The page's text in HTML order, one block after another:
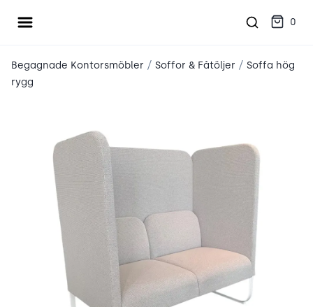
Öppna meny 0
Begagnade Kontorsmöbler / Soffor & Fåtöljer / Soffa hög
rygg